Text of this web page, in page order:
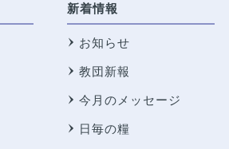
新着情報
お知らせ
教団新報
今月のメッセージ
日毎の糧